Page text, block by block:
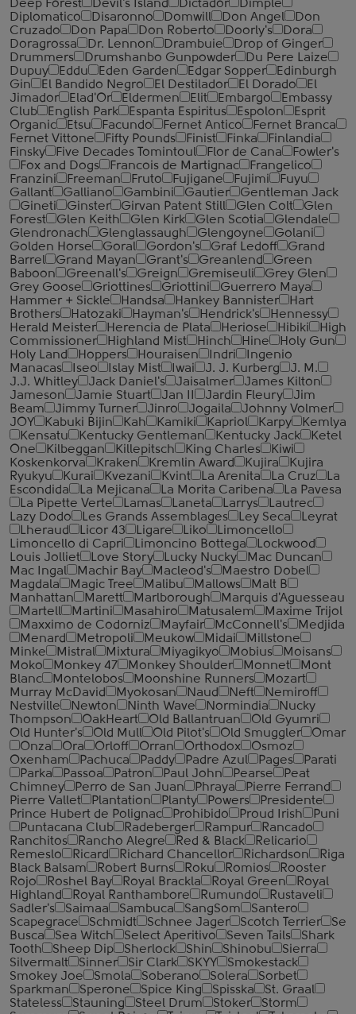
Deep Forest Devil's Island Dictador
Dimple
Diplomatico
Disaronno Domwill Don Angel
Don
Cruzado
Don Papa Don Roberto Doorly's
Dora
Doragrossa
Dr. Lennon Drambuie
Drop of Ginger
Drummers
Drumshanbo Gunpowder
Du Pere Laize
Dupuy
Eddu Eden Garden Edgar Sopper
Edinburgh
Gin
El Bandido Negro El Destilador El Dorado
El
Jimador
Elad'Or Eldermen Elit Embargo
Embassy
Club
English Park Espanta Espiritus Espolon
Esprit
Organic
Etsu Facundo Fernet Antico
Fernet Branca
Fernet Vittone
Fifty Pounds Finist Finka
Finlandia
Finsky
Five Decades Tomintoul Flor de Cana
Fowler's
Fox and Dogs
Francois de Martignac
Frangelico
Franzini
Freeman Fruto Fujigane Fujimi
Fuyu
Gallant
Galliano Gambini Gautier
Gentleman Jack
Gineti
Ginster Girvan Patent Still Glen Colt
Glen
Forest
Glen Keith Glen Kirk Glen Scotia
Glendale
Glendronach
Glenglassaugh Glengoyne
Golani
Golden Horse
Goral Gordon's Graf Ledoff
Grand
Barrel
Grand Mayan Grant's Greanlend
Green
Baboon
Greenall's Greign Gremiseuli
Grey Glen
Grey Goose
Griottines Griottini
Guerrero Maya
Hammer + Sickle
Handsa Hankey Bannister
Hart
Brothers
Hatozaki Hayman's Hendrick's
Hennessy
Herald Meister
Herencia de Plata Heriose Hibiki
High
Commissioner
Highland Mist Hinch Hine
Holy Gun
Holy Land
Hoppers Houraisen Indri
Ingenio
Manacas
Iseo Islay Mist Iwai J. J. Kurberg
J. M.
J.J. Whitley
Jack Daniel's Jaisalmer
James Kilton
Jameson
Jamie Stuart Jan II Jardin Fleury
Jim
Beam
Jimmy Turner Jinro Jogaila
Johnny Volmer
JOY
Kabuki Bijin Kah Kamiki Kapriol Karpy
Kemlya
Kensatu
Kentucky Gentleman Kentucky Jack
Ketel
One
Kilbeggan Killepitsch King Charles
Kiwi
Koskenkorva
Kraken Kremlin Award Kujira
Kujira
Ryukyu
Kurai Kvezani Kvint La Arenita La Cruz
La
Escondida
La Mejicana La Morita Caribena
La Pavesa
La Pipette Verte
Lamas Laneta Larrys
Lautrec
Lazy Dodo
Les Grands Assemblages Ley Seca
Leyrat
Lheraud
Licor 43 Ligare Liko
Limoncello
Limoncello di Capri
Limoncino Bottega
Lockwood
Louis Jolliet
Love Story Lucky Nucky
Mac Duncan
Mac Ingal
Machir Bay Macleod's
Maestro Dobel
Magdala
Magic Tree Malibu Mallows
Malt B
Manhattan
Marett Marlborough
Marquis d'Aguesseau
Martell
Martini Masahiro Matusalem
Maxime Trijol
Maxximo de Codorniz
Mayfair McConnell's
Medjida
Menard
Metropoli Meukow Midai
Millstone
Minke
Mistral Mixtura Miyagikyo Mobius
Moisans
Moko
Monkey 47 Monkey Shoulder Monnet
Mont
Blanc
Montelobos Moonshine Runners
Mozart
Murray McDavid
Myokosan Naud Neft
Nemiroff
Nestville
Newton Ninth Wave Normindia
Nucky
Thompson
OakHeart Old Ballantruan
Old Gyumri
Old Hunter's
Old Mull Old Pilot's Old Smuggler
Omar
Onza
Ora Orloff Orran Orthodox
Osmoz
Oxenham
Pachuca Paddy Padre Azul Pages
Parati
Parka
Passoa Patron Paul John Pearse
Peat
Chimney
Perro de San Juan Phraya
Pierre Ferrand
Pierre Vallet
Plantation Planty Powers
Presidente
Prince Hubert de Polignac
Prohibido Proud Irish
Puni
Puntacana Club
Radeberger Rampur
Rancado
Ranchitos
Rancho Alegre Red & Black
Relicario
Remeslo
Ricard Richard Chancellor Richardson
Riga
Black Balsam
Robert Burns Roku Romios
Rooster
Rojo
Roshel Bay Royal Brackla Royal Green
Royal
Highland
Royal Ranthambore Rumundo
Rustaveli
Sadler's
Saimaa Sambuca SangSom
Santero
Scapegrace
Schmidt Schnee Jager Scotch Terrier
Se
Busca
Sea Witch Select Aperitivo Seven Tails
Shark
Tooth
Sheep Dip Sherlock Shin Shinobu
Sierra
Silvermalt
Sinner Sir Clark SKYY
Smokestack
Smokey Joe
Smola Soberano Solera
Sorbet
Sparkman
Sperone Spice King Spisska
St. Graal
Stateless
Stauning Steel Drum Stoker
Storm